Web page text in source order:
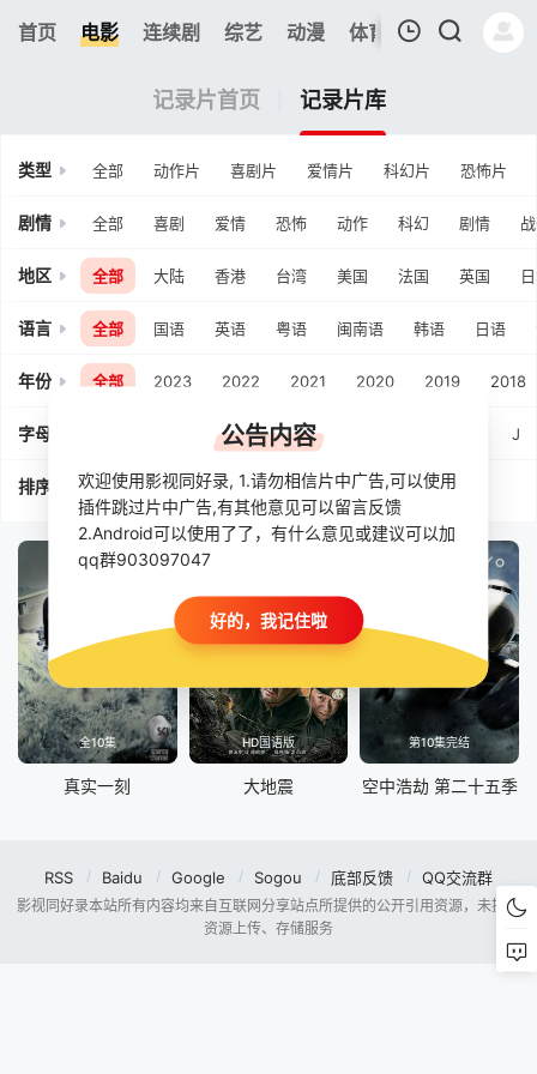
首页 电影 连续剧 综艺 动漫 体育 今日更新 热
我的观影记录
暂无观看影片的记录
记录片首页 记录片库
类型 全部 动作片 喜剧片 爱情片 科幻片 恐怖片
剧情 全部 喜剧 爱情 恐怖 动作 科幻 剧情
地区 全部 大陆 香港 台湾 美国 法国 英国
语言 全部 国语 英语 粤语 闽南语 韩语 日语
年份 全部 2023 2022 2021 2020 2019 2018
字母 C D E J
排序 时间排序 人气排序 评分排序
全10集
真实一刻
HD国语版
大地震
第10集完结
空中浩劫 第二十五季
RSS Baidu Google Sogou 底部反馈 QQ交流群
影视同好录本站所有内容均来自互联网分享站点所提供的公开引用资源，未提供
资源上传、存储服务
公告内容
欢迎使用影视同好录, 1.请勿相信片中广告,可以使用
插件跳过片中广告,有其他意见可以留言反馈
2.Android可以使用了了，有什么意见或建议可以加
qq群903097047
好的，我记住啦